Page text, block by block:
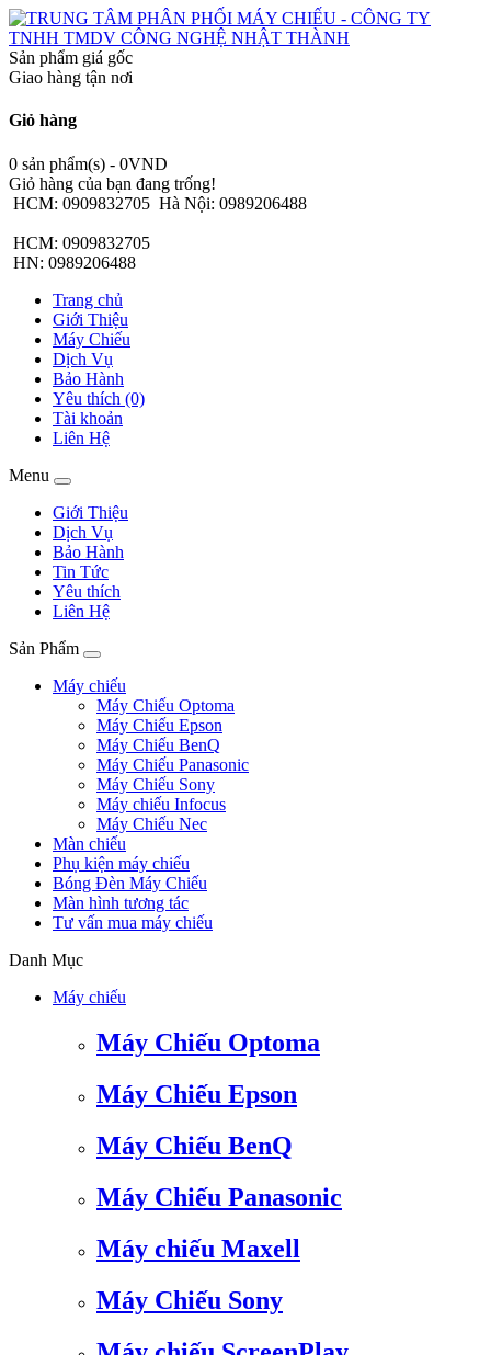
Sản phẩm giá gốc
Giao hàng tận nơi
Giỏ hàng
0 sản phẩm(s) - 0VND
Giỏ hàng của bạn đang trống!
HCM: 0909832705 Hà Nội: 0989206488
HCM: 0909832705
HN: 0989206488
Trang chủ
Giới Thiệu
Máy Chiếu
Dịch Vụ
Bảo Hành
Yêu thích (0)
Tài khoản
Liên Hệ
Menu
Giới Thiệu
Dịch Vụ
Bảo Hành
Tin Tức
Yêu thích
Liên Hệ
Sản Phẩm
Máy chiếu
Máy Chiếu Optoma
Máy Chiếu Epson
Máy Chiếu BenQ
Máy Chiếu Panasonic
Máy Chiếu Sony
Máy chiếu Infocus
Máy Chiếu Nec
Màn chiếu
Phụ kiện máy chiếu
Bóng Đèn Máy Chiếu
Màn hình tương tác
Tư vấn mua máy chiếu
Danh Mục
Máy chiếu
Máy Chiếu Optoma
Máy Chiếu Epson
Máy Chiếu BenQ
Máy Chiếu Panasonic
Máy chiếu Maxell
Máy Chiếu Sony